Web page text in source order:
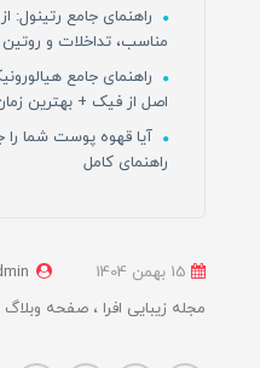
راهنمای جامع
مناسب، تداخلات و
اصل از فیک + بهترین
آیا قهوه پوست شما را
راهنمای کامل
مجله زیبایی افرا
صفحه وبلاگ